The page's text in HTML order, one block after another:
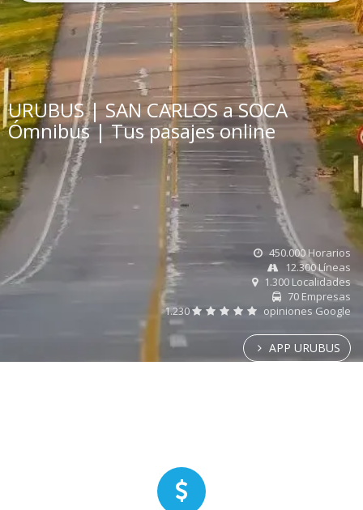
URUBUS | SAN CARLOS a SOCA
Ómnibus | Tus pasajes online
450.000 Horarios
12.300 Líneas
1.300 Localidades
70 Empresas
1.230
opiniones Google
APP URUBUS